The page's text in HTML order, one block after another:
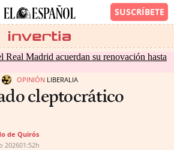
Real Madrid acuerdan su renovación hasta
OPINIÓN LIBERALIA
cleptocrático
de Quirós
202601:52h